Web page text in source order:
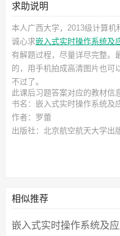
求助说明
本人广西大学，2013级计算机
诚心求嵌入式实时操作系统及
有解题过程，尽量详尽完整。
的，用手机拍成高清图片也可
不过了。
此课后习题答案对应的教材信
书名：嵌入式实时操作系统及
作者：罗蕾
出版社：北京航空航天大学出
相似推荐
嵌入式实时操作系统及